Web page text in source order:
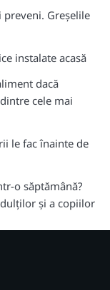
preveni. Greșelile
instalate acasă
dacă
cele mai
le fac înainte de
o săptămână?
și a copiilor